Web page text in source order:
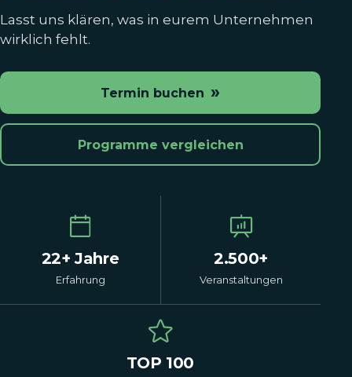
Lasst uns klären, was in eurem Unternehmen
wirklich fehlt.
Termin buchen »
Programme vergleichen
22+ Jahre
Erfahrung
2.500+
Veranstaltungen
TOP 100